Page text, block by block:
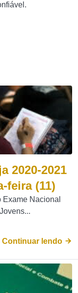
2020-2021
feira (11)
Nacional
Continuar lendo